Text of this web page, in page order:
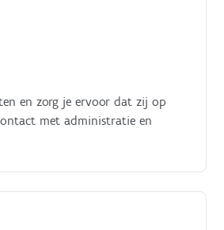
steeds over correcte
en zorg je ervoor dat zij op
met administratie en